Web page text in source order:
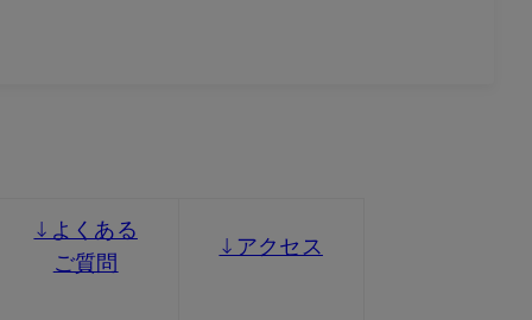
↓よくある
ご質問
↓アクセス